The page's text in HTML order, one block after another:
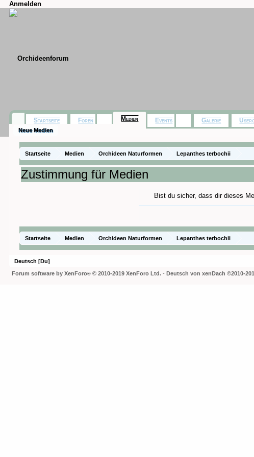
Anmelden
Startseite Medien Orchideen Naturformen Lepanthes terbochii
Zustimmung für Medien
Bist du sicher, dass dir dieses
Startseite Medien Orchideen Naturformen Lepanthes terbochii
Startseite Foren Medien
Neue Medien
Events Galerie
Deutsch [Du]
Forum software by XenForo® © 2010-2019 XenForo Ltd. -Deutsch von xenDach©2010-